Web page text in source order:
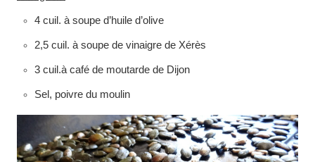
4 cuil. à soupe d’huile d’olive
2,5 cuil. à soupe de vinaigre de Xérès
3 cuil.à café de moutarde de Dijon
Sel, poivre du moulin